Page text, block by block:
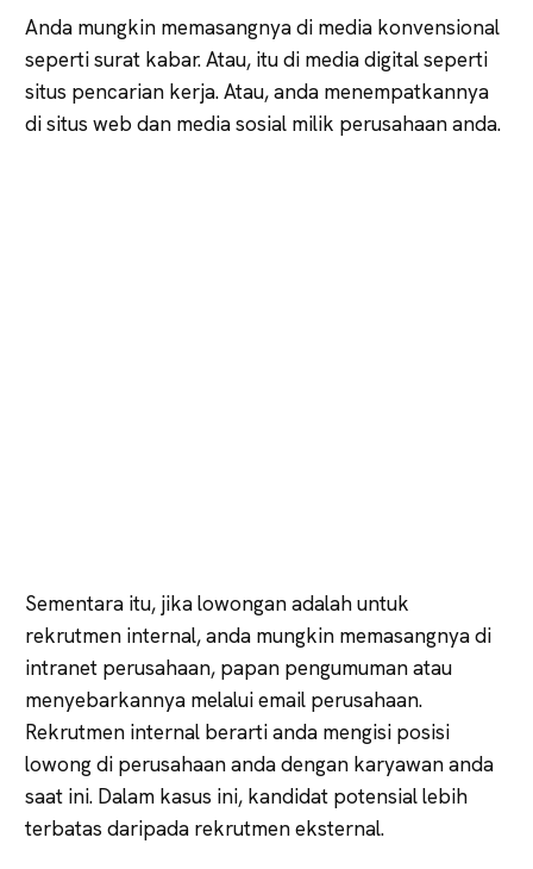
Anda mungkin memasangnya di media konvensional
seperti surat kabar. Atau, itu di media digital seperti
situs pencarian kerja. Atau, anda menempatkannya
di situs web dan media sosial milik perusahaan anda.
Sementara itu, jika lowongan adalah untuk
rekrutmen internal, anda mungkin memasangnya di
intranet perusahaan, papan pengumuman atau
menyebarkannya melalui email perusahaan.
Rekrutmen internal berarti anda mengisi posisi
lowong di perusahaan anda dengan karyawan anda
saat ini. Dalam kasus ini, kandidat potensial lebih
terbatas daripada rekrutmen eksternal.